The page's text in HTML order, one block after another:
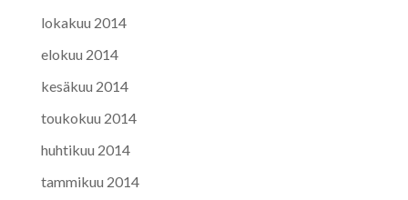
lokakuu 2014
elokuu 2014
kesäkuu 2014
toukokuu 2014
huhtikuu 2014
tammikuu 2014